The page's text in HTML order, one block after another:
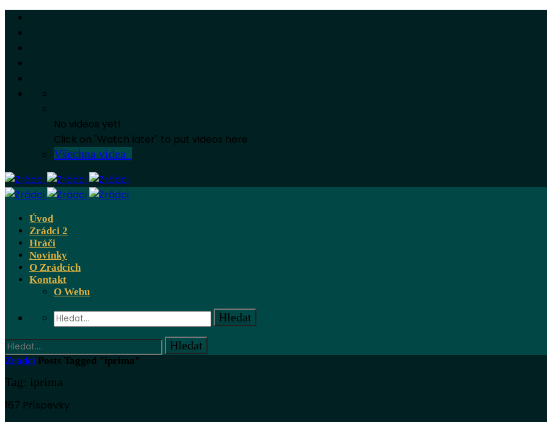
No videos yet!
Click on "Watch later" to put videos here
Všechna videa
Úvod
Zrádci 2
Hráči
Novinky
O Zrádcích
Kontakt
O Webu
Zrádci Posts Tagged "iprima"
Tag: iprima
167 Příspevky